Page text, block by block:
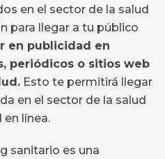
en el sector de la salud
para llegar a tu público
en publicidad en
periódicos o sitios web
Esto te permitirá llegar
en el sector de la salud
línea.
sanitario es una